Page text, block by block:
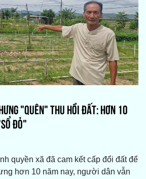
"QUÊN" THU HỒI ĐẤT: HƠN 10
ĐỎ"
quyền xã đã cam kết cấp đổi đất để
hơn 10 năm nay, người dân vẫn